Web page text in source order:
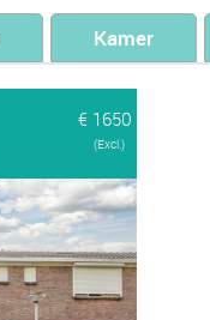
Kamer
€ 1650
(Excl.)